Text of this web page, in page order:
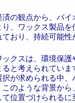
の観点から、バ
、ワックス製品
おり、持続可能性
クスは、環境保
と考えられてい
が求められる中
のような背景か
位置づけられる